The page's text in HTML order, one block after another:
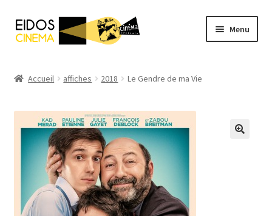
Aller
à
Aller
au
Menu
Mentions Légales
Mon compte
Panier
Accueil affiches 2018 Le Gendre de ma Vie